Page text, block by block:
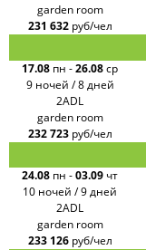
garden room
231 632 руб/чел
17.08 пн -26.08ср
9 ночей / 8 дней
2ADL
garden room
232 723 руб/чел
24.08 пн -03.09 чт
10 ночей / 9 дней
2ADL
garden room
233 126 руб/чел